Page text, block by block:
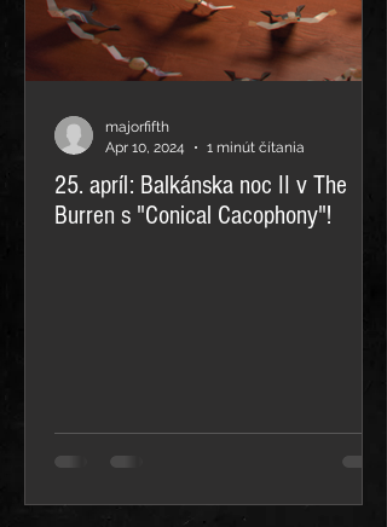
25. apríl: Balkánska noc II v The
Burren s "Conical Cacophony"!
majorfifth
Apr 10, 2024
1 minút čítania